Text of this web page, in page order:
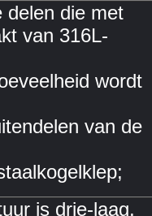
delen die met
van 316L-
wordt
van de
is drie-laag,